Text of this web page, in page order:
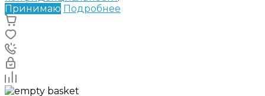
Принимаю Подробнее